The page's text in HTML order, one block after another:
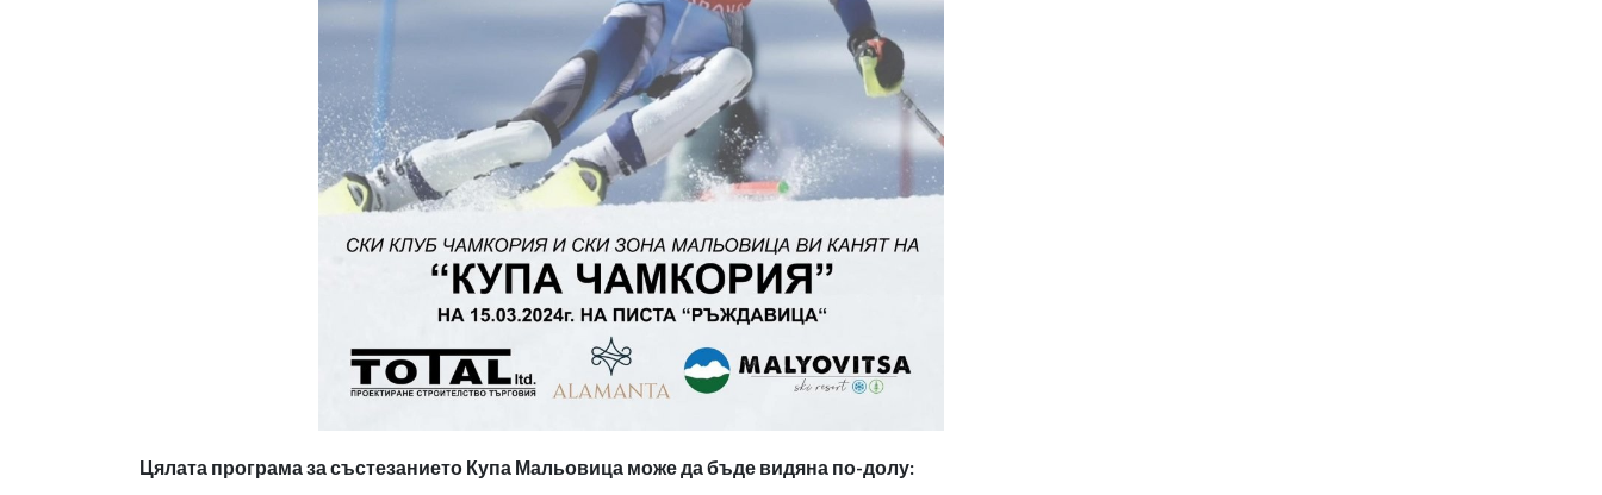
Цялата програма за състезанието Купа Мальовица може да бъде видяна по-долу: